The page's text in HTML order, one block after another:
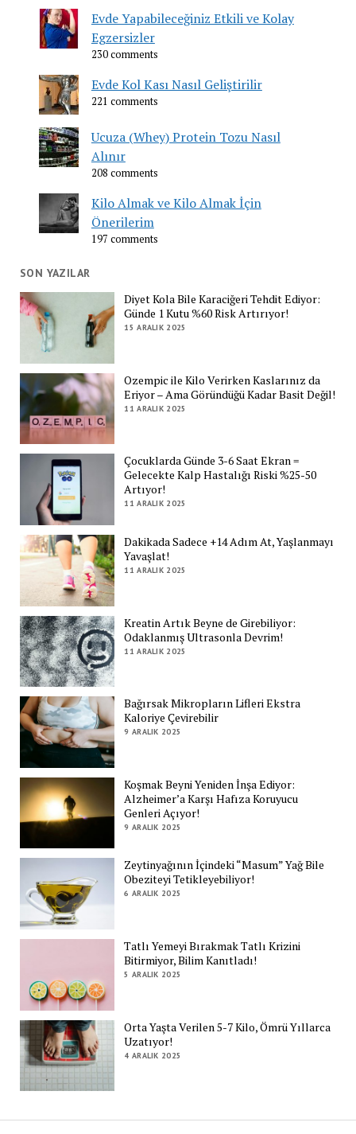
Evde Yapabileceğiniz Etkili ve Kolay
Egzersizler
230 comments
Evde Kol Kası Nasıl Geliştirilir
221 comments
Ucuza (Whey) Protein Tozu Nasıl
Alınır
208 comments
Kilo Almak ve Kilo Almak İçin
Önerilerim
197 comments
SON YAZILAR
Diyet Kola Bile Karaciğeri Tehdit Ediyor:
Günde 1 Kutu %60 Risk Artırıyor!
15 ARALIK 2025
Ozempic ile Kilo Verirken Kaslarınız da
Eriyor – Ama Göründüğü Kadar Basit Değil!
11 ARALIK 2025
Çocuklarda Günde 3-6 Saat Ekran =
Gelecekte Kalp Hastalığı Riski %25-50
Artıyor!
11 ARALIK 2025
Dakikada Sadece +14 Adım At, Yaşlanmayı
Yavaşlat!
11 ARALIK 2025
Kreatin Artık Beyne de Girebiliyor:
Odaklanmış Ultrasonla Devrim!
11 ARALIK 2025
Bağırsak Mikropların Lifleri Ekstra
Kaloriye Çevirebilir
9 ARALIK 2025
Koşmak Beyni Yeniden İnşa Ediyor:
Alzheimer’a Karşı Hafıza Koruyucu
Genleri Açıyor!
9 ARALIK 2025
Zeytinyağının İçindeki “Masum” Yağ Bile
Obeziteyi Tetikleyebiliyor!
6 ARALIK 2025
Tatlı Yemeyi Bırakmak Tatlı Krizini
Bitirmiyor, Bilim Kanıtladı!
5 ARALIK 2025
Orta Yaşta Verilen 5-7 Kilo, Ömrü Yıllarca
Uzatıyor!
4 ARALIK 2025